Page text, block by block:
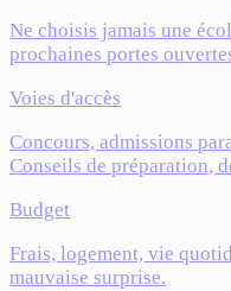
Ne choisis jamais une
prochaines portes
Voies d'accès
Concours, admissions
Conseils de préparation,
Budget
Frais, logement, vie
mauvaise surprise.